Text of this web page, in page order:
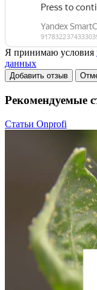
Я принимаю условия
данных
Добавить отзыв
Рекомендуемые
Статьи Onprofi